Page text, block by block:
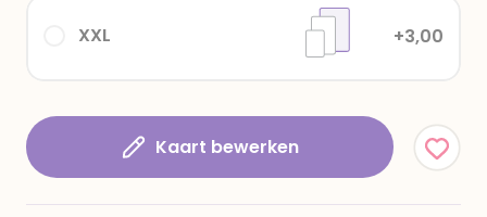
XXL +3,00
Kaart bewerken